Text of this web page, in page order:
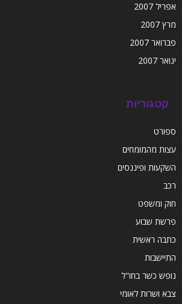
אפריל 2007
מרץ 2007
פברואר 2007
ינואר 2007
קטגוריות
ספורט
עצות מהמומחים
השקעות ופיננסים
רכב
חוק ומשפט
פרשת שבוע
כתבה ראשית
התיישבות
נופש כשר בחו"ל
צבא ושרות לאומי